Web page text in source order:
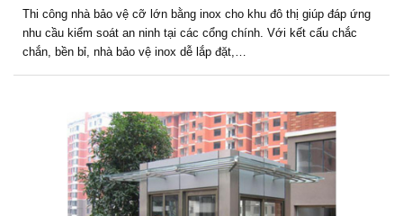
Thi công nhà bảo vệ cỡ lớn bằng inox cho khu đô thị giúp đáp ứng
nhu cầu kiểm soát an ninh tại các cổng chính. Với kết cấu chắc
chắn, bền bỉ, nhà bảo vệ inox dễ lắp đặt,…